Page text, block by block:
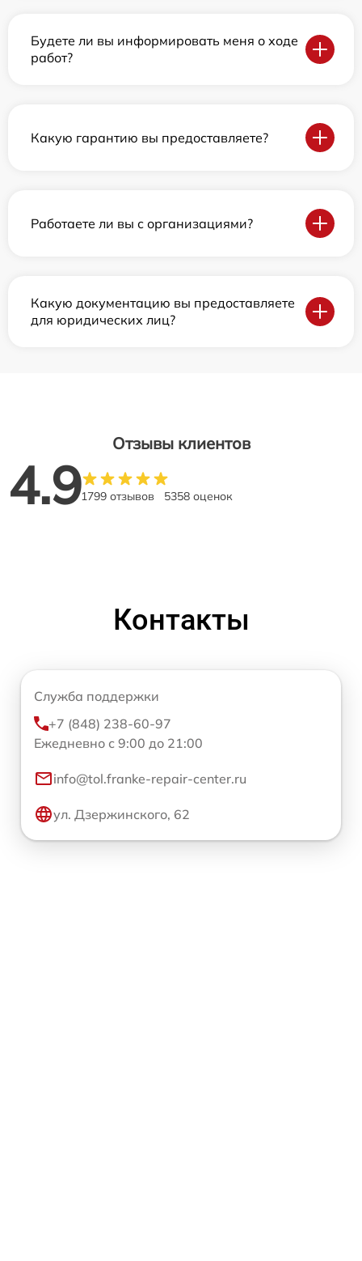
Будете ли вы информировать меня о ходе
работ?
Какую гарантию вы предоставляете?
Работаете ли вы с организациями?
Какую документацию вы предоставляете
для юридических лиц?
Отзывы клиентов
4.91799 отзывов 5358 оценок
Контакты
Служба поддержки
+7 (848) 238-60-97
Ежедневно с 9:00 до 21:00
info@tol.franke-repair-center.ru
ул. Дзержинского, 62